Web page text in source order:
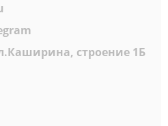
строение 1Б